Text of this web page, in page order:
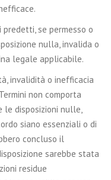
se permesso o
nulla, invalida o
legale applicabile.
invalidità o inefficacia
non comporta
le disposizioni nulle,
siano essenziali o di
concluso il
sarebbe stata
residue